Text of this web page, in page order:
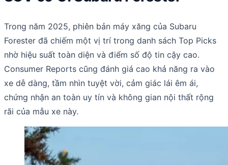
Trong năm 2025, phiên bản máy xăng của Subaru
Forester đã chiếm một vị trí trong danh sách Top Picks
nhờ hiệu suất toàn diện và điểm số độ tin cậy cao.
Consumer Reports cũng đánh giá cao khả năng ra vào
xe dễ dàng, tầm nhìn tuyệt vời, cảm giác lái êm ái,
chứng nhận an toàn uy tín và không gian nội thất rộng
rãi của mẫu xe này.